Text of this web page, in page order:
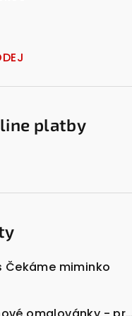
platby
Čekáme miminko